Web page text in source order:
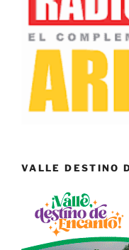
VALLE DESTINO